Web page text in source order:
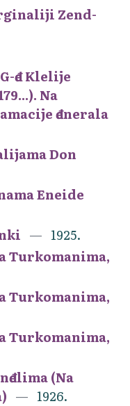
Zend-
đe Klelije
Na
đenerala
Don
Eneide
1925.
Turkomanima,
Turkomanima,
Turkomanima,
(Na
1926.